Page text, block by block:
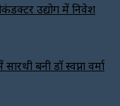
उद्योग में निवेश
बनी डाॅ स्वप्ना वर्मा